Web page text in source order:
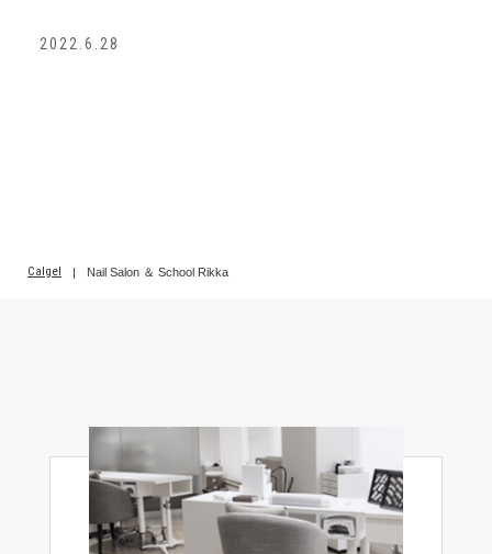
2022.6.28
Calgel | Nail Salon ＆ School Rikka